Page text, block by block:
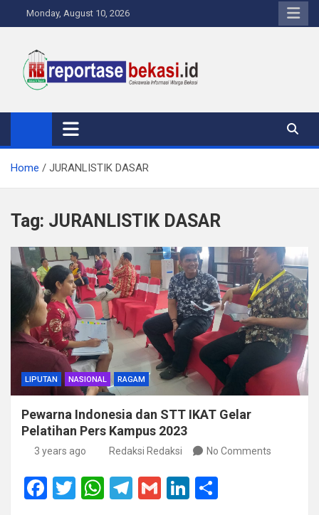
to
Monday, August 10, 2026
Reportase Bekasi
Cakrawala Informasi Warga Bekasi
Home JURANLISTIK DASAR
Tag: JURANLISTIK DASAR
LIPUTAN NASIONAL RAGAM
Pewarna Indonesia dan STT IKAT Gelar
Pelatihan Pers Kampus 2023
3 years ago Redaksi Redaksi No Comments
F
T
W T
G
Li